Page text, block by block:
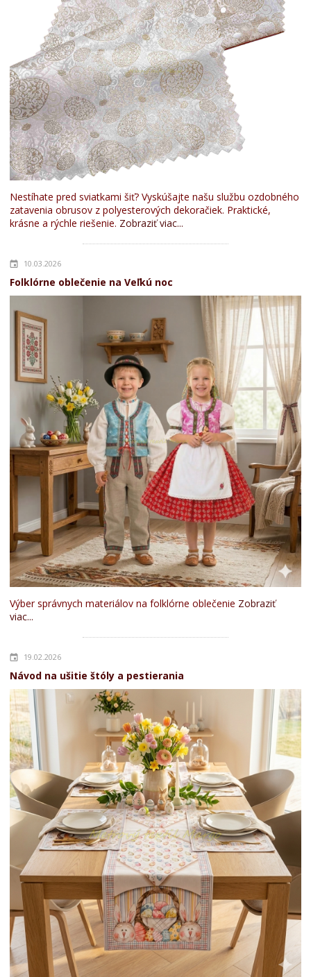
Nestíhate pred sviatkami šiť? Vyskúšajte našu službu ozdobného
zatavenia obrusov z polyesterových dekoračiek. Praktické,
krásne a rýchle riešenie. Zobraziť viac...
10.03.2026
Folklórne oblečenie na Veľkú noc
Výber správnych materiálov na folklórne oblečenie Zobraziť
viac...
19.02.2026
Návod na ušitie štóly a pestierania